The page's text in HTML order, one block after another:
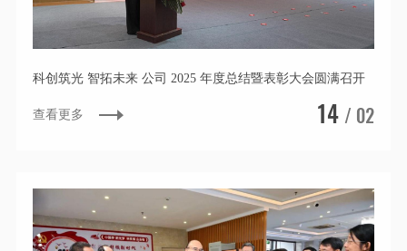
科创筑光 智拓未来 公司 2025 年度总结暨表彰大会圆满召开
查看更多 14 / 02